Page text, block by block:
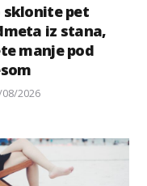
sklonite pet
iz stana,
manje pod
2026